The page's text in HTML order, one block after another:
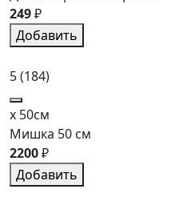
249₽
Добавить
5(184)
x 50см
Мишка 50 см
2200₽
Добавить